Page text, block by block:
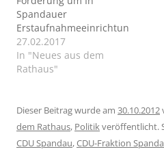
Spandauer
Erstaufnahmeeinrichtun
gen werden künftig zehn
Sprach- und
Erstorientierungskurse
Kleebank dem
Integrationsausschuss
der BVV Spandau auf
Nachfrage der CDU-
27.02.2017
In "Neues aus dem
Rathaus"
Dieser Beitrag wurde am 30.10.2012
dem Rathaus, Politikveröffentlicht.
CDU Spandau,CDU-Fraktion